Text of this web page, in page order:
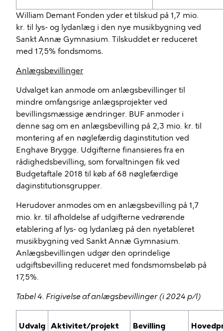
William Demant Fonden yder et tilskud på 1,7 mio.
kr. til lys- og lydanlæg i den nye musikbygning ved
Sankt Annæ Gymnasium. Tilskuddet er reduceret
med 17,5% fondsmoms.
Anlægsbevillinger
Udvalget kan anmode om anlægsbevillinger til
mindre omfangsrige anlægsprojekter ved
bevillingsmæssige ændringer. BUF anmoder i
denne sag om en anlægsbevilling på 2,3 mio. kr. til
montering af en nøglefærdig daginstitution ved
Enghave Brygge. Udgifterne finansieres fra en
rådighedsbevilling, som forvaltningen fik ved
Budgetaftale 2018 til køb af 68 nøglefærdige
daginstitutionsgrupper.
Herudover anmodes om en anlægsbevilling på 1,7
mio. kr. til afholdelse af udgifterne vedrørende
etablering af lys- og lydanlæg på den nyetableret
musikbygning ved Sankt Annæ Gymnasium.
Anlægsbevillingen udgør den oprindelige
udgiftsbevilling reduceret med fondsmomsbeløb på
17,5%.
Tabel 4. Frigivelse af anlægsbevillinger (i 2024 p/l)
Udvalg Aktivitet/projekt Bevilling